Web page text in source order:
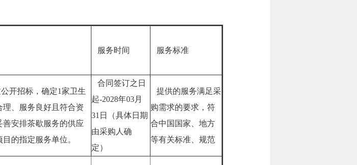
服务时间 服务标准
开招标，确定1家卫生
理、服务良好且符合资
善安排茶歇服务的供应
目的指定服务单位。
合同签订之日
起-2028年03月
31日（具体日期
由采购人确
定）
提供的服务满足采
购需求的要求，符
合中国国家、地方
等有关标准、规范